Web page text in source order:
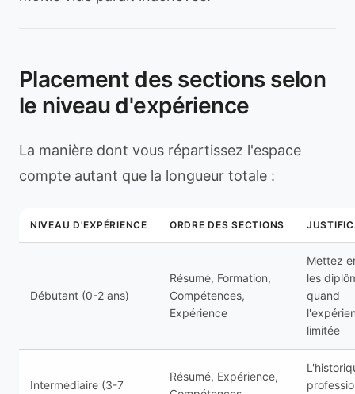
Placement des sections selon
le niveau d'expérience
La manière dont vous répartissez l'espace
compte autant que la longueur totale :
NIVEAU D'EXPÉRIENCE ORDRE DES SECTIONS
Débutant (0-2 ans)
Résumé, Formation,
Compétences,
Expérience
Mettez
les
quand
limitée
Intermédiaire (3-7
Résumé, Expérience,